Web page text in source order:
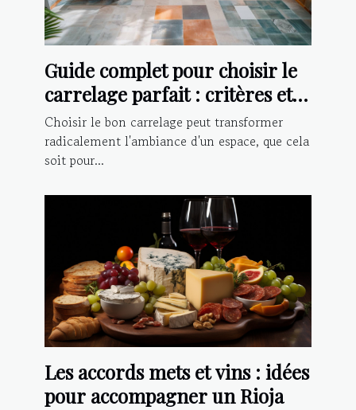
Guide complet pour choisir le
carrelage parfait : critères et
conseils d'installation
Choisir le bon carrelage peut transformer
radicalement l'ambiance d'un espace, que cela
soit pour...
Les accords mets et vins : idées
pour accompagner un Rioja